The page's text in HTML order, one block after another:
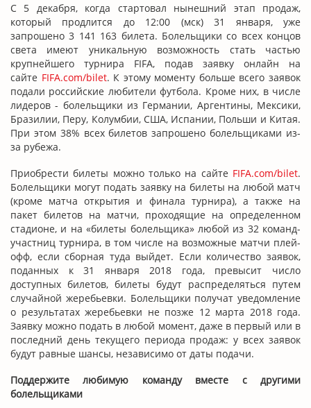
С 5 декабря, когда стартовал нынешний этап продаж,
который продлится до 12:00 (мск) 31 января, уже
запрошено 3 141 163 билета. Болельщики со всех концов
света имеют уникальную возможность стать частью
крупнейшего турнира FIFA, подав заявку онлайн на
сайте FIFA.com/bilet. К этому моменту больше всего заявок
подали российские любители футбола. Кроме них, в числе
лидеров - болельщики из Германии, Аргентины, Мексики,
Бразилии, Перу, Колумбии, США, Испании, Польши и Китая.
При этом 38% всех билетов запрошено болельщиками из-
за рубежа.
Приобрести билеты можно только на сайте FIFA.com/bilet.
Болельщики могут подать заявку на билеты на любой матч
(кроме матча открытия и финала турнира), а также на
пакет билетов на матчи, проходящие на определенном
стадионе, и на «билеты болельщика» любой из 32 команд-
участниц турнира, в том числе на возможные матчи плей-
офф, если сборная туда выйдет. Если количество заявок,
поданных к 31 января 2018 года, превысит число
доступных билетов, билеты будут распределяться путем
случайной жеребьевки. Болельщики получат уведомление
о результатах жеребьевки не позже 12 марта 2018 года.
Заявку можно подать в любой момент, даже в первый или в
последний день текущего периода продаж: у всех заявок
будут равные шансы, независимо от даты подачи.
Поддержите любимую команду вместе с другими
болельщиками